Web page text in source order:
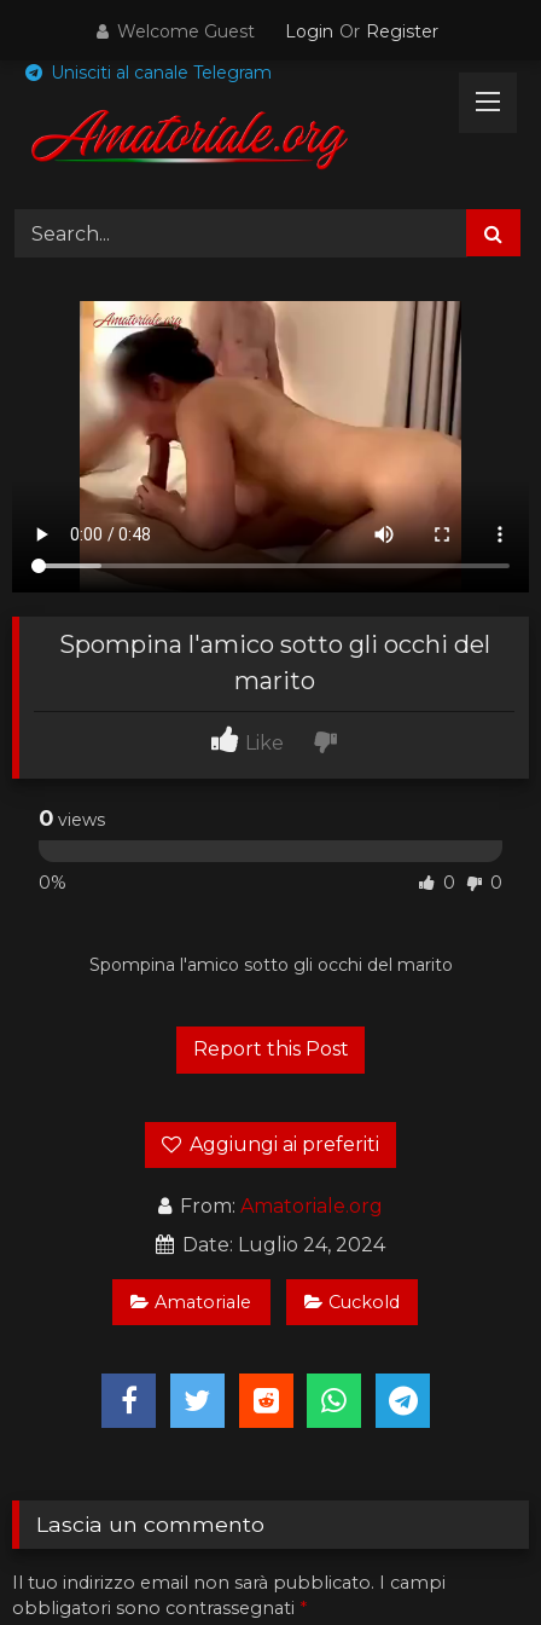
content
Welcome Guest Login Or Register
Unisciti al canale Telegram
Spompina l'amico sotto gli occhi del
marito
Like
0 views
0% 0 0
Spompina l'amico sotto gli occhi del marito
Aggiungi ai preferiti
From: Amatoriale.org
Date: Luglio 24, 2024
Amatoriale Cuckold
Lascia un commento
Il tuo indirizzo email non sarà pubblicato. I campi
obbligatori sono contrassegnati *